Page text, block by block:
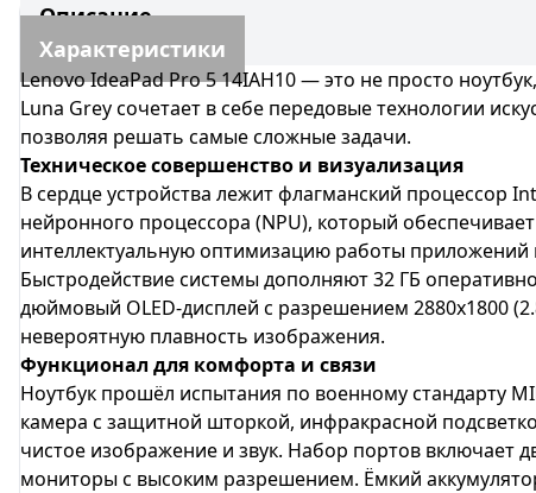
Описание
Характеристики
Lenovo IdeaPad Pro 5 14IAH10 — это не просто
Luna Greyсочетает в себе передовые технологии
позволяя решать самые сложные задачи.
Техническое совершенство и визуализация
В сердце устройства лежит флагманский процессор
нейронного процессора (NPU), который
интеллектуальную оптимизацию работы
Быстродействие системы дополняют32 ГБ
дюймовый OLED-дисплей с разрешением 2880x1800
невероятную плавность изображения.
Функционал для комфорта и связи
Ноутбук прошёл испытания по военному стандарту
камера с защитной шторкой, инфракрасной
чистое изображение и звук. Набор портов включает
мониторы с высоким разрешением. Ёмкий